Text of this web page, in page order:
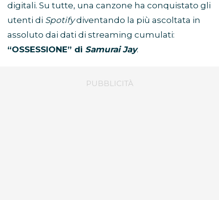
digitali. Su tutte, una canzone ha conquistato gli
utenti di Spotifydiventando la più ascoltata in
assoluto dai dati di streaming cumulati:
“OSSESSIONE” di Samurai Jay.